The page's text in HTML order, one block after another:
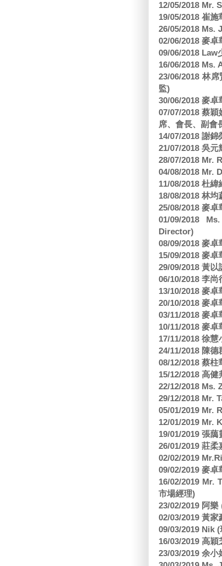
12/05/2018 Mr.
19/05/2018 崔
26/05/2018 Ms.
02/06/2018 麥
09/06/2018 Law
16/06/2018 Ms.
23/06/2018 林
監)
30/06/2018 麥
07/07/2018 蔡
席、會長、副會
14/07/2018 謝
21/07/2018 吳元
28/07/2018 Mr.
04/08/2018 Mr.
11/08/2018 杜
18/08/2018 林
25/08/2018 麥
01/09/2018
Director)
08/09/2018 麥
15/09/2018 麥
29/09/2018 黃
06/10/2018 李
13/10/2018 麥
20/10/2018 麥
03/11/2018 麥
10/11/2018 麥
17/11/2018 徐
24/11/2018 陳
08/12/2018 蔡
15/12/2018 高
22/12/2018 Ms.
29/12/2018 Mr.
05/01/2019 Mr.
12/01/2019 Mr.
19/01/2019 張
26/01/2019 莊
02/02/2019
09/02/2019 麥
16/02/2019 Mr.
市場經理)
23/02/2019 阿
02/03/2019 黃
09/03/2019 Nik
16/03/2019 高
23/03/2019 余